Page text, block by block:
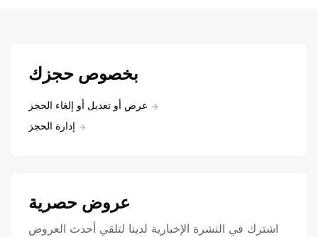
بخصوص حجزك
عرض أو تعديل أو إلغاء الحجز
إدارة الحجز
عروض حصرية
اشترك في النشرة الإخبارية لدينا لتلقي أحدث العروض